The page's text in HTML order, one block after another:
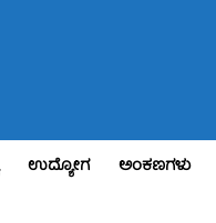
ಉದ್ಯೋಗ ಅಂಕಣಗಳು